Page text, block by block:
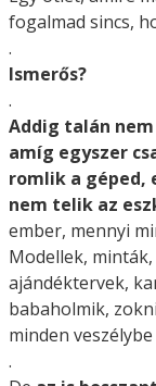
fogalmad sincs,
.
Ismerős?
.
Addig talán
amíg egyszer
romlik a géped,
nem telik az
ember, mennyi
Modellek,
ajándéktervek,
babaholmik,
minden
.